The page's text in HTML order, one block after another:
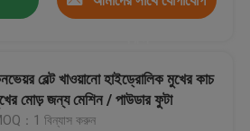
বেল্ট খাওয়ানো হাইড্রোলিক মুখের কাচ
মোড় জন্য মেশিন / পাউডার ফুটা
：1 বিন্যাস করুন